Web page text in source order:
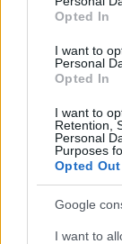
Opted In
I want to
Personal
Opted In
I want to
Retention,
Personal
Purposes
Opted Out
Google
I want to
Sigmar
Parlament
ideje
végétől az…